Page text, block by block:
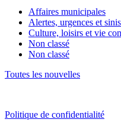
Affaires municipales
Alertes, urgences et
Culture, loisirs et vie
Non classé
Non classé
Toutes les nouvelles
Politique de confidentialité